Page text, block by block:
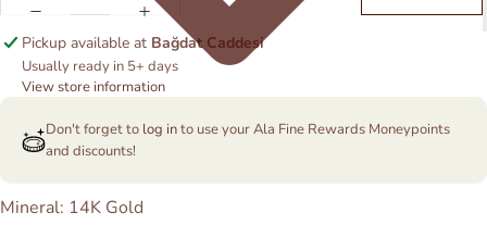
Pickup available at Bağdat Caddesi
Usually ready in 5+ days
View store information
Don't forget to log into use your Ala Fine Rewards Moneypoints
and discounts!
Mineral: 14K Gold